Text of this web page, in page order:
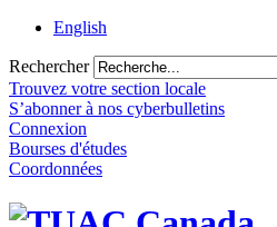
English
Rechercher
Trouvez votre section locale
S’abonner à nos cyberbulletins
Connexion
Bourses d'études
Coordonnées